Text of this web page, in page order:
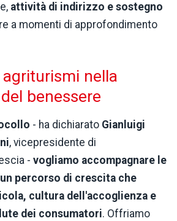
attività di indirizzo e sostegno
a momenti di approfondimento
nella
benessere
- ha dichiarato Gianluigi
, vicepresidente di
- vogliamo accompagnare le
percorso di crescita che
cultura dell'accoglienza e
dei consumatori. Offriamo